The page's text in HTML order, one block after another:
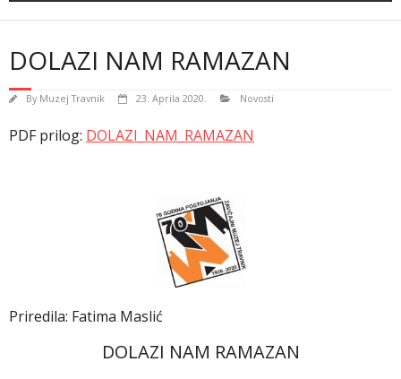
DOLAZI NAM RAMAZAN
By Muzej Travnik 23. Aprila 2020. Novosti
PDF prilog: DOLAZI_NAM_RAMAZAN
Priredila: Fatima Maslić
DOLAZI NAM RAMAZAN